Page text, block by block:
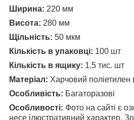
Ширина: 220 мм
Висота: 280 мм
Щільність: 50 мкм
Кількість в упаковці: 100 шт
Кількість в ящику: 1,5 тис. шт
Матеріал: Харчовий
Особливість: Багаторазові
Особливості: Фото на сайті є
несе ілюстративний характер.